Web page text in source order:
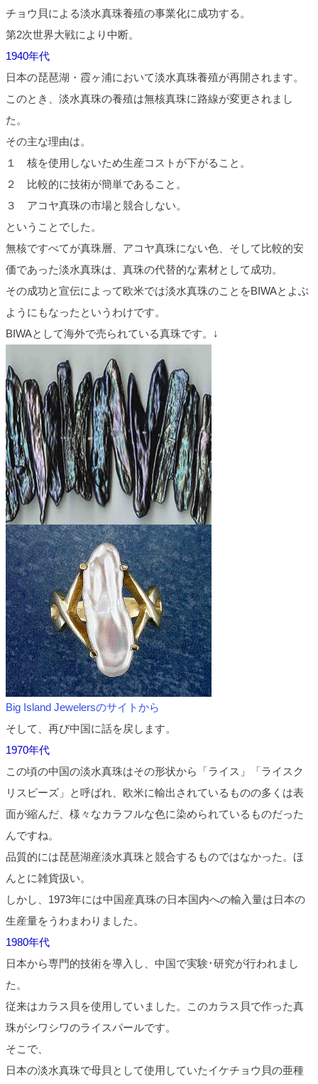
チョウ貝による淡水真珠養殖の事業化に成功する。
第2次世界大戦により中断。
1940年代
日本の琵琶湖・霞ヶ浦において淡水真珠養殖が再開されます。
このとき、淡水真珠の養殖は無核真珠に路線が変更されまし
た。
その主な理由は。
１ 核を使用しないため生産コストが下がること。
２ 比較的に技術が簡単であること。
３ アコヤ真珠の市場と競合しない。
ということでした。
無核ですべてが真珠層、アコヤ真珠にない色、そして比較的安
価であった淡水真珠は、真珠の代替的な素材として成功。
その成功と宣伝によって欧米では淡水真珠のことをBIWAとよぶ
ようにもなったというわけです。
BIWAとして海外で売られている真珠です。↓
Big Island Jewelersのサイトから
そして、再び中国に話を戻します。
1970年代
この頃の中国の淡水真珠はその形状から「ライス」「ライスク
リスピーズ」と呼ばれ、欧米に輸出されているものの多くは表
面が縮んだ、様々なカラフルな色に染められているものだった
んですね。
品質的には琵琶湖産淡水真珠と競合するものではなかった。ほ
んとに雑貨扱い。
しかし、1973年には中国産真珠の日本国内への輸入量は日本の
生産量をうわまわりました。
1980年代
日本から専門的技術を導入し、中国で実験･研究が行われまし
た。
従来はカラス貝を使用していました。このカラス貝で作った真
珠がシワシワのライスパールです。
そこで、
日本の淡水真珠で母貝として使用していたイケチョウ貝の亜種